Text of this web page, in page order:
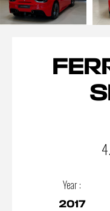
Year :
2017